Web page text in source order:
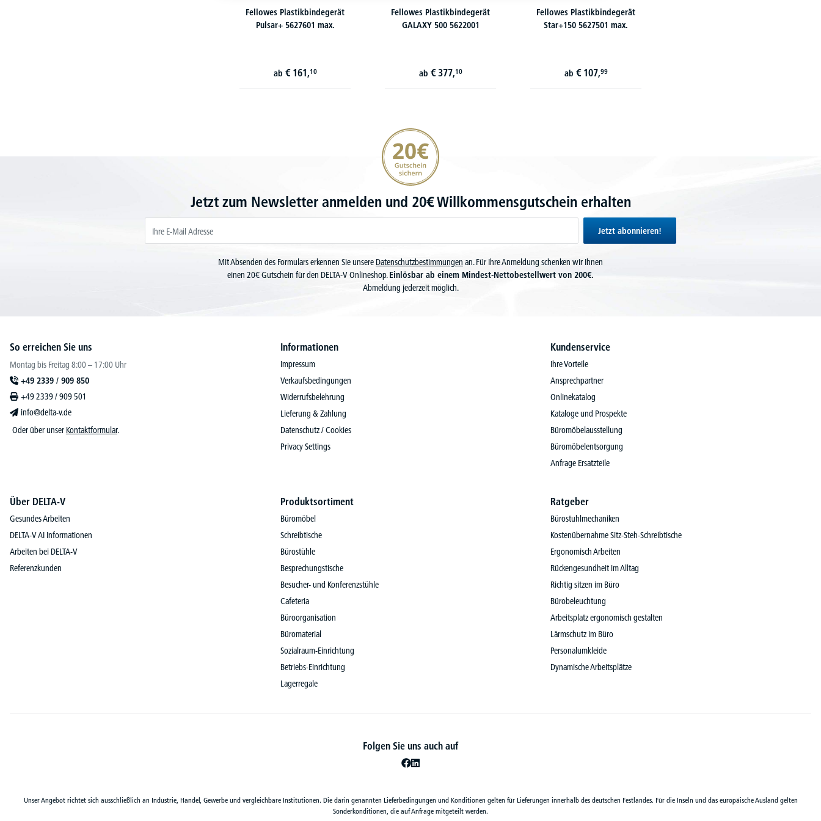
Fellowes Plastikbindegerät
Pulsar+ 5627601 max.
ab € 161,10
Fellowes Plastikbindegerät
GALAXY 500 5622001
ab € 377,10
Fellowes Plastikbindegerät
Star+150 5627501 max.
ab € 107,99
20€ Gutschein sichern
Jetzt zum Newsletter anmelden und 20€ Willkommensgutschein erhalten
Jetzt abonnieren!
Mit Absenden des Formulars erkennen Sie unsere Datenschutzbestimmungen an. Für Ihre Anmeldung schenken wir Ihnen
einen 20€ Gutschein für den DELTA-V Onlineshop.Einlösbar ab einem Mindest-Nettobestellwert von 200€.
Abmeldung jederzeit möglich.
So erreichen Sie uns
Montag bis Freitag 8:00 – 17:00 Uhr
+49 2339 / 909 850
+49 2339 / 909 501
info@delta-v.de
Oder über unser Kontaktformular.
Informationen
Impressum
Verkaufsbedingungen
Widerrufsbelehrung
Lieferung & Zahlung
Datenschutz / Cookies
Privacy Settings
Kundenservice
Ihre Vorteile
Ansprechpartner
Onlinekatalog
Kataloge und Prospekte
Büromöbelausstellung
Büromöbelentsorgung
Anfrage Ersatzteile
Über DELTA-V
Gesundes Arbeiten
DELTA-V AI Informationen
Arbeiten bei DELTA-V
Referenzkunden
Produktsortiment
Büromöbel
Schreibtische
Bürostühle
Besprechungstische
Besucher- und Konferenzstühle
Cafeteria
Büroorganisation
Büromaterial
Sozialraum-Einrichtung
Betriebs-Einrichtung
Lagerregale
Ratgeber
Bürostuhlmechaniken
Kostenübernahme Sitz-Steh-Schreibtische
Ergonomisch Arbeiten
Rückengesundheit im Alltag
Richtig sitzen im Büro
Bürobeleuchtung
Arbeitsplatz ergonomisch gestalten
Lärmschutz im Büro
Personalumkleide
Dynamische Arbeitsplätze
Folgen Sie uns auch auf
Unser Angebot richtet sich ausschließlich an Industrie, Handel, Gewerbe und vergleichbare Institutionen. Die darin genannten Lieferbedingungen und Konditionen gelten für Lieferungen innerhalb des deutschen Festlandes. Für die Inseln und das europäische Ausland gelten
Sonderkonditionen, die auf Anfrage mitgeteilt werden.